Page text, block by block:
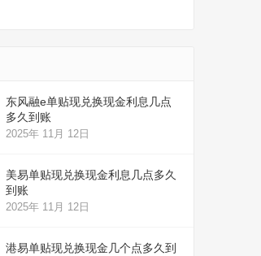
东风融e单贴现兑换现金利息几点
多久到账
2025年 11月 12日
美易单贴现兑换现金利息几点多久
到账
2025年 11月 12日
港易单贴现兑换现金几个点多久到